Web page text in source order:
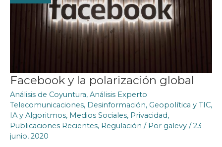
Facebook y la polarización global
Análisis de Coyuntura, Análisis Experto
Telecomunicaciones, Desinformación, Geopolítica y TIC,
IA y Algoritmos, Medios Sociales, Privacidad,
Publicaciones Recientes, Regulación / Por galevy /23
junio, 2020